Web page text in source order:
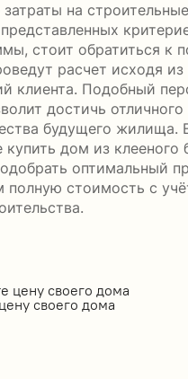
на
стоит обратиться к
расчет исходя из
клиента. Подобный
достичь
будущего жилища.
купить дом из клееного
оптимальный
полную стоимость с
своего дома